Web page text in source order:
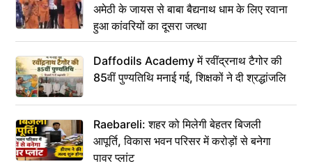
अमेठी के जायस से बाबा बैद्यनाथ धाम के लिए रवाना
हुआ कांवरियों का दूसरा जत्था
Daffodils Academy में रवींद्रनाथ टैगोर की
85वीं पुण्यतिथि मनाई गई, शिक्षकों ने दी श्रद्धांजलि
Raebareli: शहर को मिलेगी बेहतर बिजली
आपूर्ति, विकास भवन परिसर में करोड़ों से बनेगा
पावर प्लांट